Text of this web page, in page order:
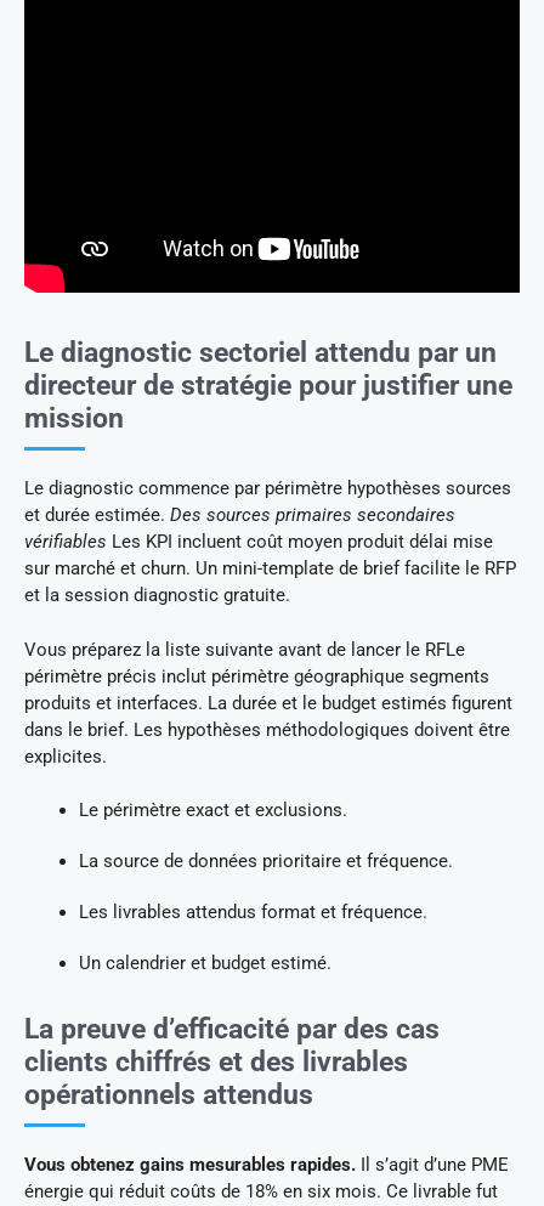
Le diagnostic sectoriel attendu par un
directeur de stratégie pour justifier une
mission
Le diagnostic commence par périmètre hypothèses sources
et durée estimée. Des sources primaires secondaires
vérifiables Les KPI incluent coût moyen produit délai mise
sur marché et churn. Un mini-template de brief facilite le RFP
et la session diagnostic gratuite.
Vous préparez la liste suivante avant de lancer le RFLe
périmètre précis inclut périmètre géographique segments
produits et interfaces. La durée et le budget estimés figurent
dans le brief. Les hypothèses méthodologiques doivent être
explicites.
Le périmètre exact et exclusions.
La source de données prioritaire et fréquence.
Les livrables attendus format et fréquence.
Un calendrier et budget estimé.
La preuve d’efficacité par des cas
clients chiffrés et des livrables
opérationnels attendus
Vous obtenez gains mesurables rapides. Il s’agit d’une PME
énergie qui réduit coûts de 18% en six mois. Ce livrable fut